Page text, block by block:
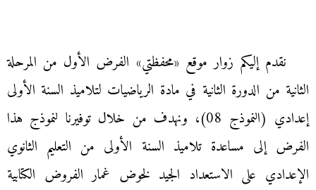
نقدم إليكم زوار موقع «محفظتي» الفرض الأول من المرحلة
الثانية من الدورة الثانية في مادة الرياضيات لتلاميذ السنة الأولى
إعدادي (النموذج 08)، ونهدف من خلال توفيرنا لنموذج هذا
الفرض إلى مساعدة تلاميذ السنة الأولى من التعليم الثانوي
الإعدادي على الاستعداد الجيد لخوض غمار الفروض الكتابية